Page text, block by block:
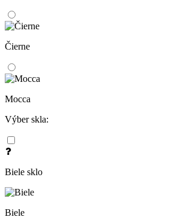
Čierne
Mocca
Výber skla:
Biele sklo
Biele